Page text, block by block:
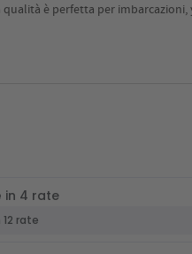
è perfetta per imbarcazioni,